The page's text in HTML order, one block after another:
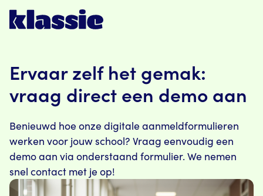
Ervaar zelf het gemak:
vraag direct een demo aan
Benieuwd hoe onze digitale aanmeldformulieren
werken voor jouw school? Vraag eenvoudig een
demo aan via onderstaand formulier. We nemen
snel contact met je op!